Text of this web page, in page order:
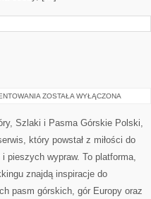
PODRÓŻE
AZJI
ZOSTAŁA WYŁĄCZONA
Szlaki i Pasma Górskie Polski,
który powstał z miłości do
i pieszych wypraw. To platforma,
znajdą inspiracje do
pasm górskich, gór Europy oraz